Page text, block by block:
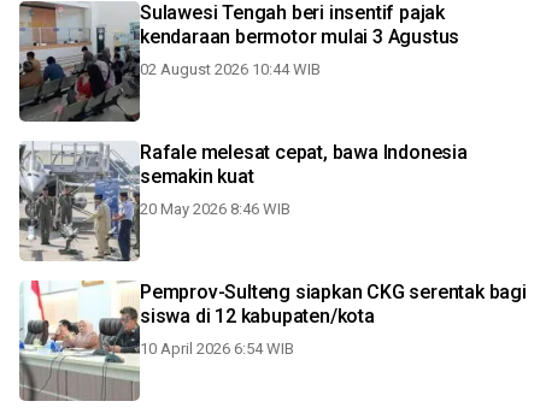
Sulawesi Tengah beri insentif pajak
kendaraan bermotor mulai 3 Agustus
02 August 2026 10:44 WIB
Rafale melesat cepat, bawa Indonesia
semakin kuat
20 May 2026 8:46 WIB
Pemprov-Sulteng siapkan CKG serentak bagi
siswa di 12 kabupaten/kota
10 April 2026 6:54 WIB